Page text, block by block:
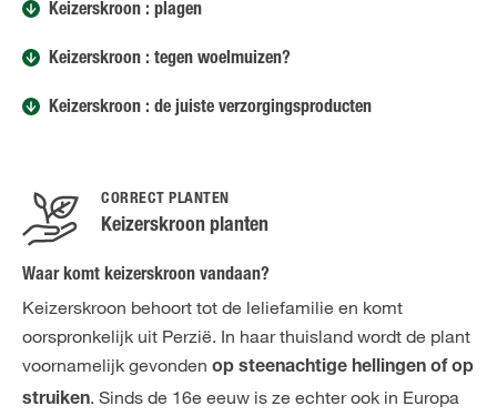
Keizerskroon : plagen
Keizerskroon : tegen woelmuizen?
Keizerskroon : de juiste verzorgingsproducten
CORRECT PLANTEN
Keizerskroon planten
Waar komt keizerskroon vandaan?
Keizerskroon behoort tot de leliefamilie en komt
oorspronkelijk uit Perzië. In haar thuisland wordt de plant
voornamelijk gevonden op steenachtige hellingen of op
struiken. Sinds de 16e eeuw is ze echter ook in Europa